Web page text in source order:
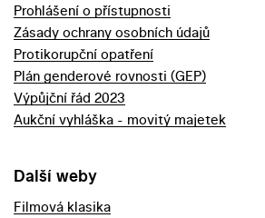
Prohlášení o přístupnosti
Zásady ochrany osobních údajů
Protikorupční opatření
Plán genderové rovnosti (GEP)
Výpůjční řád 2023
Aukční vyhláška - movitý majetek
Další weby
Filmová klasika